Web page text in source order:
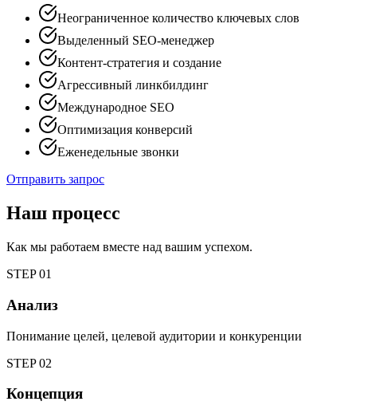
Неограниченное количество ключевых слов
Выделенный SEO-менеджер
Контент-стратегия и создание
Агрессивный линкбилдинг
Международное SEO
Оптимизация конверсий
Еженедельные звонки
Отправить запрос
Наш процесс
Как мы работаем вместе над вашим успехом.
STEP01
Анализ
Понимание целей, целевой аудитории и конкуренции
STEP02
Концепция